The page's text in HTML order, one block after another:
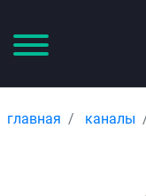
главная каналы